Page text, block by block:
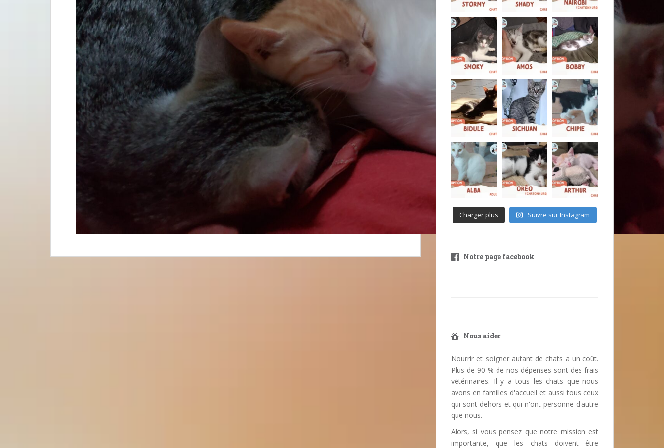
Charger plus Suivre sur Instagram
Notre page facebook
Nous aider
Nourrir et soigner autant de chats a un coût.
Plus de 90 % de nos dépenses sont des frais
vétérinaires. Il y a tous les chats que nous
avons en familles d'accueil et aussi tous ceux
qui sont dehors et qui n'ont personne d'autre
que nous.
Alors, si vous pensez que notre mission est
importante, que les chats doivent être